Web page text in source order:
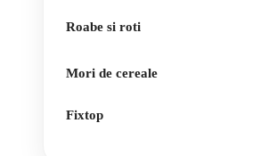
Roabe si roti
Mori de cereale
Fixtop